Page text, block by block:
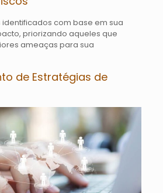
identificados com base em sua
priorizando aqueles que
ameaças para sua
de Estratégias de